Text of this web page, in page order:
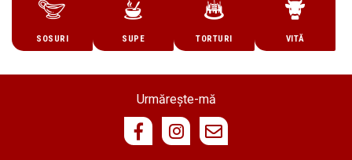
SOSURI SUPE TORTURI VITĂ
Urmărește-mă